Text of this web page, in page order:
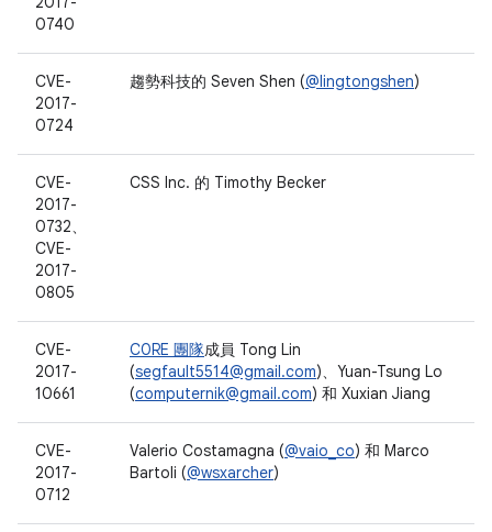
0740
CVE-
2017-
0724
趨勢科技的 Seven Shen (@lingtongshen)
CVE-
2017-
0732、
CVE-
2017-
0805
CSS Inc. 的 Timothy Becker
CVE-
2017-
10661
C0RE 團隊成員 Tong Lin
(segfault5514@gmail.com)、Yuan-Tsung Lo
(computernik@gmail.com) 和 Xuxian Jiang
CVE-
2017-
0712
Valerio Costamagna (@vaio_co) 和 Marco
Bartoli (@wsxarcher)